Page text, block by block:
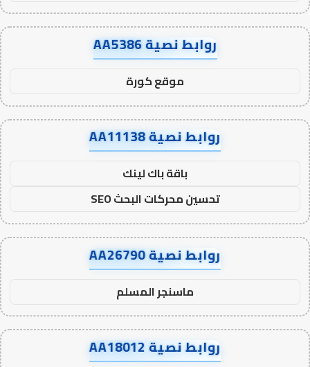
روابط نصية AA5386
موقع كورة
روابط نصية AA11138
باقة باك لينك
تحسين محركات البحث SEO
روابط نصية AA26790
ماسنجر المسلم
روابط نصية AA18012